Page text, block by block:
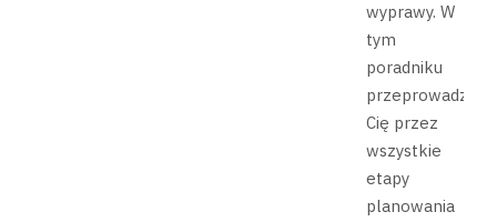
wyprawy. W
tym
poradniku
przeprowadzimy
Cię przez
wszystkie
etapy
planowania